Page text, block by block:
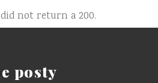
not return a 200.
posty